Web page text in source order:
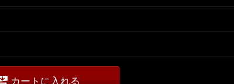
カートに入れる